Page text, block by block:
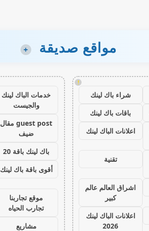
مواقع صديقة +
!
شراء باك لينك
باقات باك لينك
اعلانات الباك لينك
تقنية
اشراق العالم عالم
كبير
اعلانات الباك لينك
2026
خدمات الباك لينك
والجيست
guest post مقال
ضيف
باك لينك باقة 20
أقوى باقة باك لينك
موقع تجاربنا
تجارب الحياه
مشاريع